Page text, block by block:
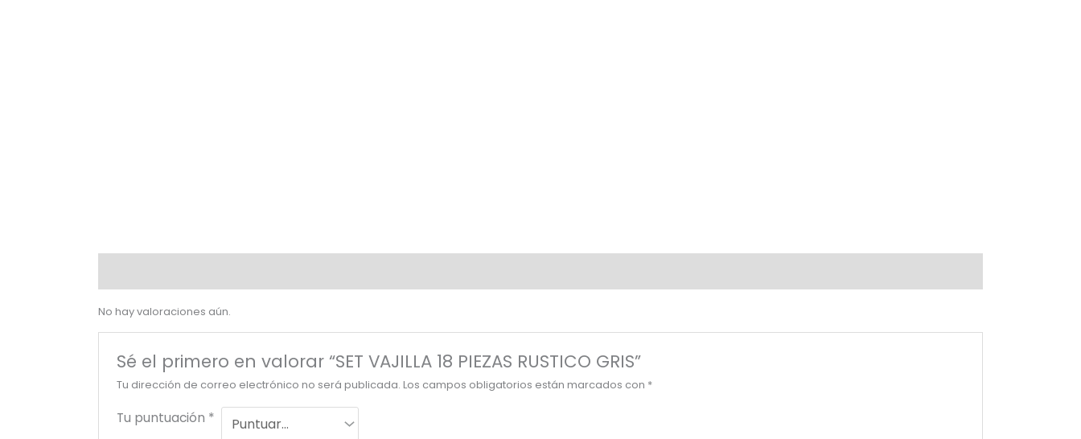
No hay valoraciones aún.
Sé el primero en valorar “SET VAJILLA 18 PIEZAS RUSTICO GRIS”
Tu dirección de correo electrónico no será publicada. Los campos obligatorios están marcados con *
Tu puntuación *